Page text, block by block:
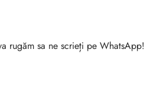
rugăm sa ne scrieți pe WhatsApp!